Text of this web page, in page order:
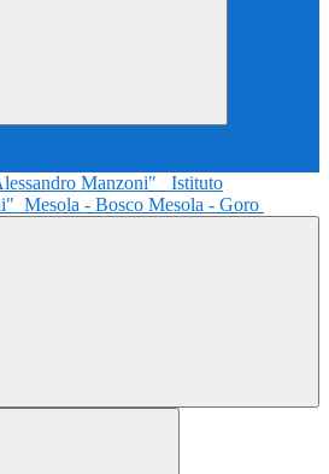
Istituto
Mesola - Bosco Mesola - Goro